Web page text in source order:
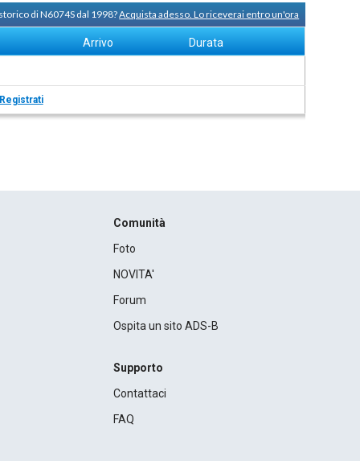
di N6074S dal 1998?Acquista adesso. Lo riceverai entro un'ora
Arrivo Durata
Comunità
Foto
NOVITA'
Forum
Ospita un sito ADS-B
Supporto
Contattaci
FAQ